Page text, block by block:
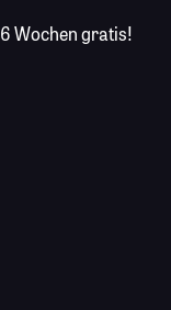
6 Wochen gratis!